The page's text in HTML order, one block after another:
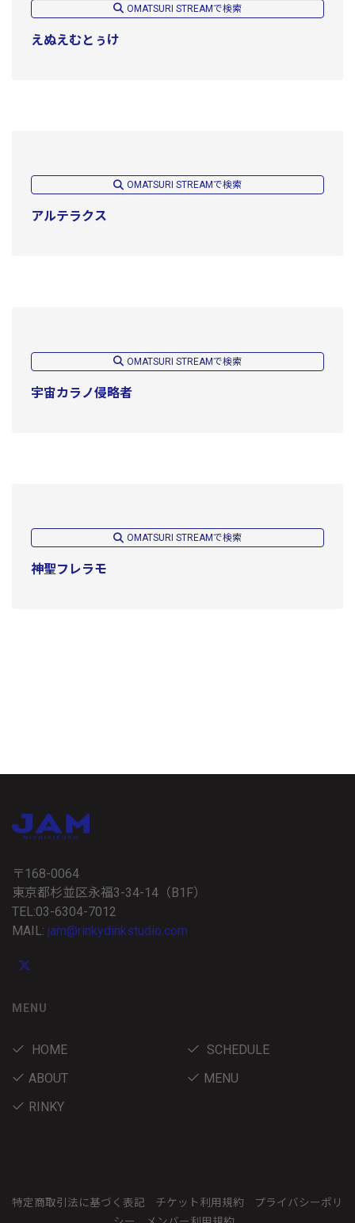
OMATSURI STREAMで検索
えぬえむとぅけ
OMATSURI STREAMで検索
アルテラクス
OMATSURI STREAMで検索
宇宙カラノ侵略者
OMATSURI STREAMで検索
神聖フレラモ
〒168-0064
東京都杉並区永福3-34-14（B1F）
TEL:03-6304-7012
MAIL: jam@rinkydinkstudio.com
MENU
HOME
SCHEDULE
ABOUT
MENU
RINKY
特定商取引法に基づく表記 チケット利用規約
プライバシーポリ